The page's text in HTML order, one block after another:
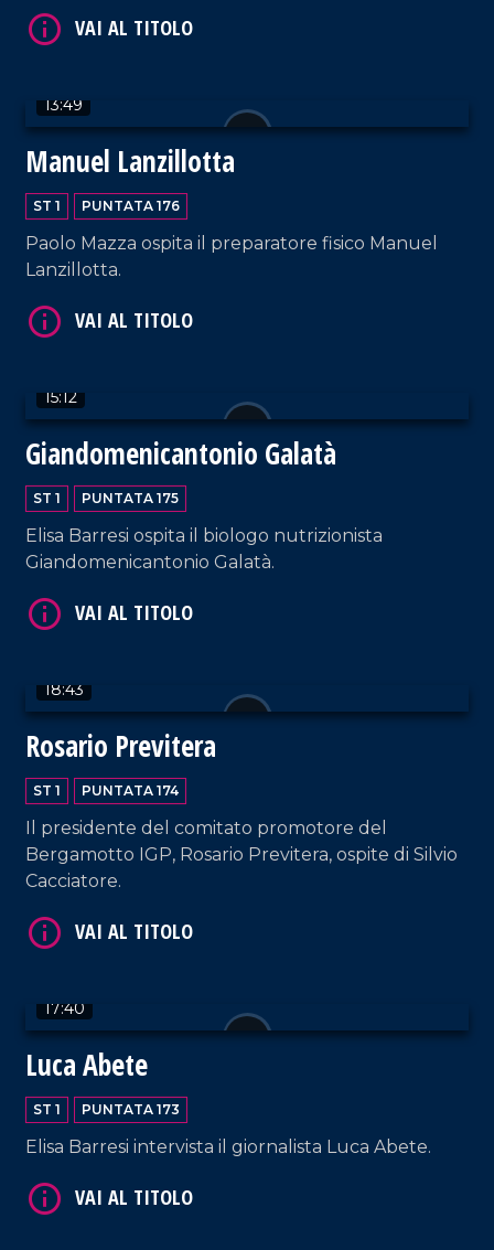
13:49
Manuel Lanzillotta
ST 1 PUNTATA 176
Paolo Mazza ospita il preparatore fisico Manuel
Lanzillotta.
15:12
Giandomenicantonio Galatà
ST 1 PUNTATA 175
Elisa Barresi ospita il biologo nutrizionista
Giandomenicantonio Galatà.
18:43
Rosario Previtera
ST 1 PUNTATA 174
Il presidente del comitato promotore del
Bergamotto IGP, Rosario Previtera, ospite di Silvio
Cacciatore.
17:40
Luca Abete
ST 1 PUNTATA 173
Elisa Barresi intervista il giornalista Luca Abete.
VAI AL TITOLO
VAI AL TITOLO
VAI AL TITOLO
VAI AL TITOLO